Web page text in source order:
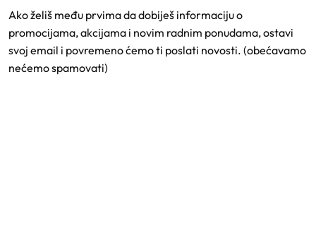
Ako želiš među prvima da dobiješ informaciju o
promocijama, akcijama i novim radnim ponudama, ostavi
svoj email i povremeno ćemo ti poslati novosti. (obećavamo
nećemo spamovati)